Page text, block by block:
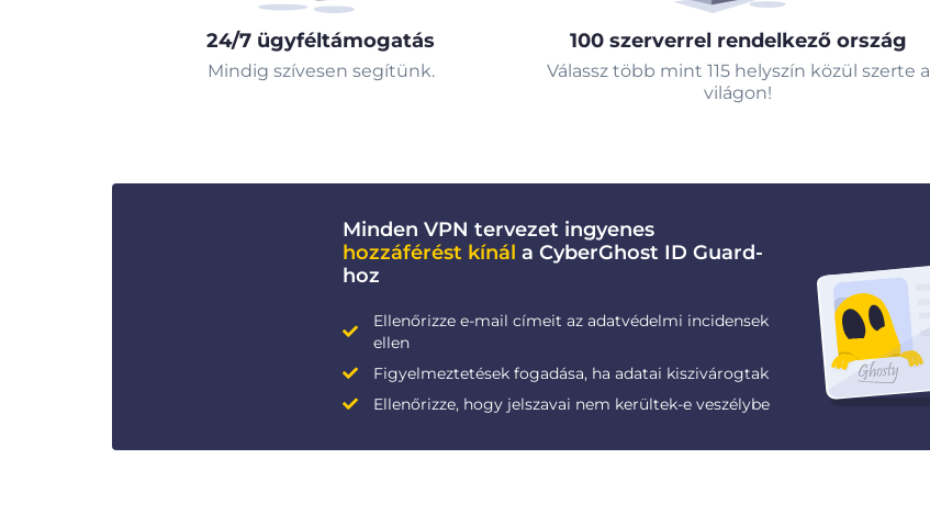
24/7 ügyféltámogatás
Mindig szívesen segítünk.
100 szerverrel rendelkező ország
Válassz több mint 115 helyszín közül szerte a
világon!
Minden VPN tervezet ingyenes
hozzáférést kínál a CyberGhost ID Guard-
hoz
Ellenőrizze e-mail címeit az adatvédelmi incidensek
ellen
Figyelmeztetések fogadása, ha adatai kiszivárogtak
Ellenőrizze, hogy jelszavai nem kerültek-e veszélybe